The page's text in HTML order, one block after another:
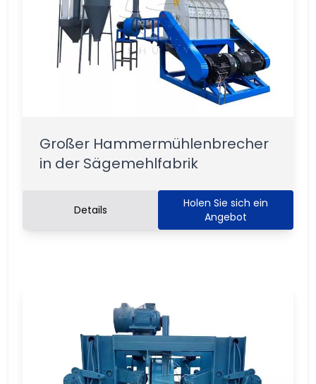
Großer Hammermühlenbrecher
in der Sägemehlfabrik
Details
Holen Sie sich ein
Angebot